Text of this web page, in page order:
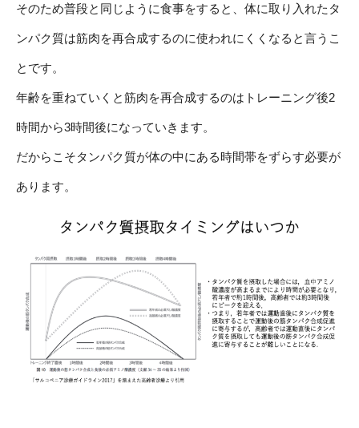
そのため普段と同じように食事をすると、体に取り入れたタ
ンパク質は筋肉を再合成するのに使われにくくなると言うこ
とです。
年齢を重ねていくと筋肉を再合成するのはトレーニング後2
時間から3時間後になっていきます。
だからこそタンパク質が体の中にある時間帯をずらす必要が
あります。